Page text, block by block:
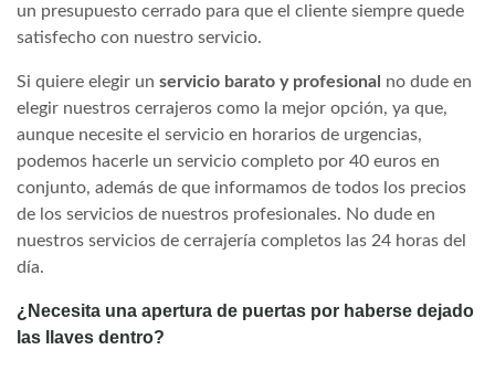
un presupuesto cerrado para que el cliente siempre quede
satisfecho con nuestro servicio.
Si quiere elegir un servicio barato y profesional no dude en
elegir nuestros cerrajeros como la mejor opción, ya que,
aunque necesite el servicio en horarios de urgencias,
podemos hacerle un servicio completo por 40 euros en
conjunto, además de que informamos de todos los precios
de los servicios de nuestros profesionales. No dude en
nuestros servicios de cerrajería completos las 24 horas del
día.
¿Necesita una apertura de puertas por haberse dejado
las llaves dentro?